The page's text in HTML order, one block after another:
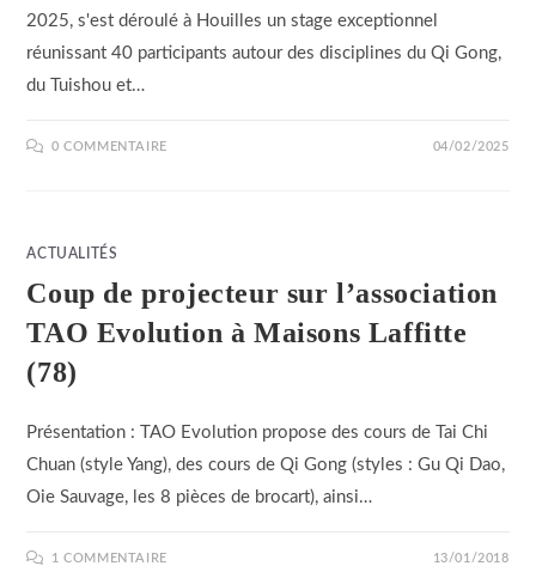
2025, s'est déroulé à Houilles un stage exceptionnel
réunissant 40 participants autour des disciplines du Qi Gong,
du Tuishou et…
0 COMMENTAIRE 04/02/2025
ACTUALITÉS
Coup de projecteur sur l’association
TAO Evolution à Maisons Laffitte
(78)
Présentation : TAO Evolution propose des cours de Tai Chi
Chuan (style Yang), des cours de Qi Gong (styles : Gu Qi Dao,
Oie Sauvage, les 8 pièces de brocart), ainsi…
1 COMMENTAIRE 13/01/2018